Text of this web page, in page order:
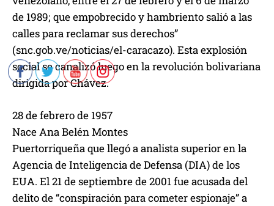
de 1989; que empobrecido y hambriento salió a las
calles para reclamar sus derechos”
(snc.gob.ve/noticias/el-caracazo). Esta explosión
social se canalizó luego en la revolución bolivariana
dirigida por Chávez.
28 de febrero de 1957
Nace Ana Belén Montes
Puertorriqueña que llegó a analista superior en la
Agencia de Inteligencia de Defensa (DIA) de los
EUA. El 21 de septiembre de 2001 fue acusada del
delito de “conspiración para cometer espionaje” a